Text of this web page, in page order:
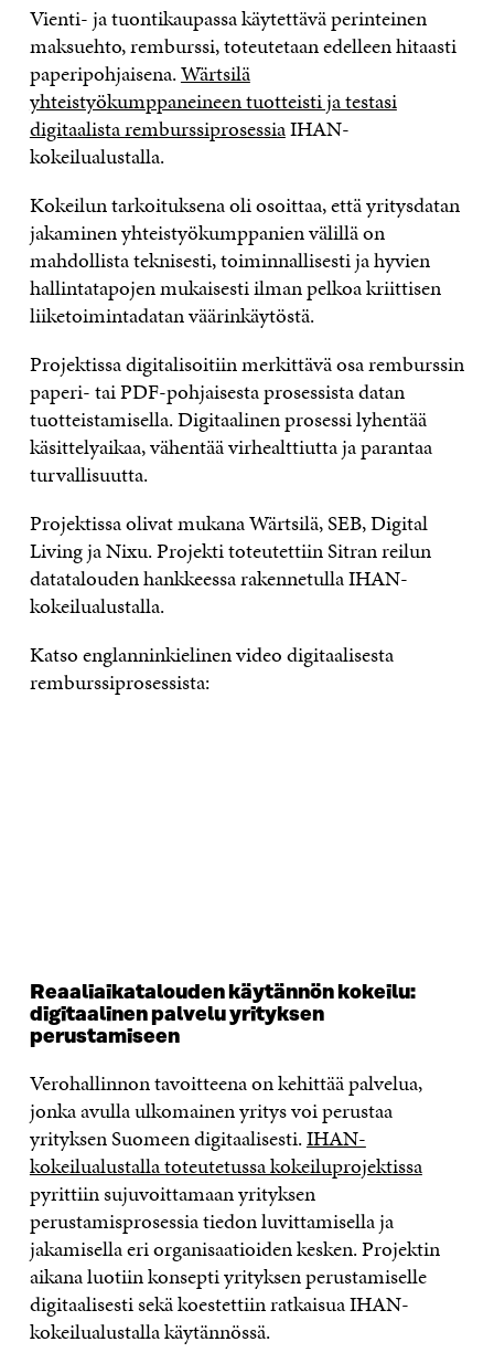
Vienti- ja tuontikaupassa käytettävä perinteinen
maksuehto, remburssi, toteutetaan edelleen hitaasti
paperipohjaisena.Wärtsilä
yhteistyökumppaneineen tuotteisti ja testasi
digitaalista remburssiprosessiaIHAN-
kokeilualustalla.
Kokeilun tarkoituksena oli osoittaa, että yritysdatan
jakaminen yhteistyökumppanien välillä on
mahdollista teknisesti, toiminnallisesti ja hyvien
hallintatapojen mukaisesti ilman pelkoa kriittisen
liiketoimintadatan väärinkäytöstä.
Projektissa digitalisoitiin merkittävä osa remburssin
paperi- tai PDF-pohjaisesta prosessista datan
tuotteistamisella. Digitaalinen prosessi lyhentää
käsittelyaikaa, vähentää virhealttiutta ja parantaa
turvallisuutta.
Projektissa olivat mukana Wärtsilä, SEB, Digital
Living ja Nixu. Projekti toteutettiin Sitran reilun
datatalouden hankkeessa rakennetulla IHAN-
kokeilualustalla.
Katso englanninkielinen video digitaalisesta
remburssiprosessista:
Reaaliaikatalouden käytännön kokeilu:
digitaalinen palvelu yrityksen
perustamiseen
Verohallinnon tavoitteena on kehittää palvelua,
jonka avulla ulkomainen yritys voi perustaa
yrityksen Suomeen digitaalisesti.IHAN-
kokeilualustalla toteutetussa kokeiluprojektissa
pyrittiin sujuvoittamaan yrityksen
perustamisprosessia tiedon luvittamisella ja
jakamisella eri organisaatioiden kesken. Projektin
aikana luotiin konsepti yrityksen perustamiselle
digitaalisesti sekä koestettiin ratkaisua IHAN-
kokeilualustalla käytännössä.